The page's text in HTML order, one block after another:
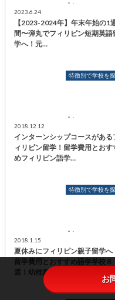
2023.6.24
【2023-2024年】年末年始の1
間〜弾丸でフィリピン短期英語
学へ！元…
特徴別で学校を
2018.12.12
インターンシップコースがある
ィリピン留学！留学費用とおす
めフィリピン語学…
特徴別で学校を
2018.1.15
夏休みにフィリピン親子留学へ
留学費用とおすすめ語学学校８
選！幼稚園や小学生…
お